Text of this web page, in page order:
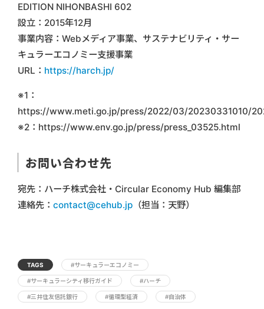
EDITION NIHONBASHI 602
設立：2015年12月
事業内容：Webメディア事業、サステナビリティ・サー
キュラーエコノミー支援事業
URL： https://harch.jp/
※1：
https://www.meti.go.jp/press/2022/03/20230331010/
※2：https://www.env.go.jp/press/press_03525.html
お問い合わせ先
宛先：ハーチ株式会社・Circular Economy Hub 編集部
連絡先： contact@cehub.jp （担当：天野）
TAGS #サーキュラーエコノミー
#サーキュラーシティ移行ガイド #ハーチ
#三井住友信託銀行 #循環型経済 #自治体